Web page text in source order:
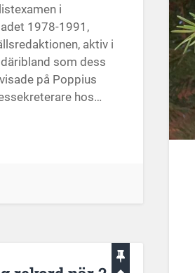
i
1978-1991,
aktiv i
som dess
på Poppius
hos…